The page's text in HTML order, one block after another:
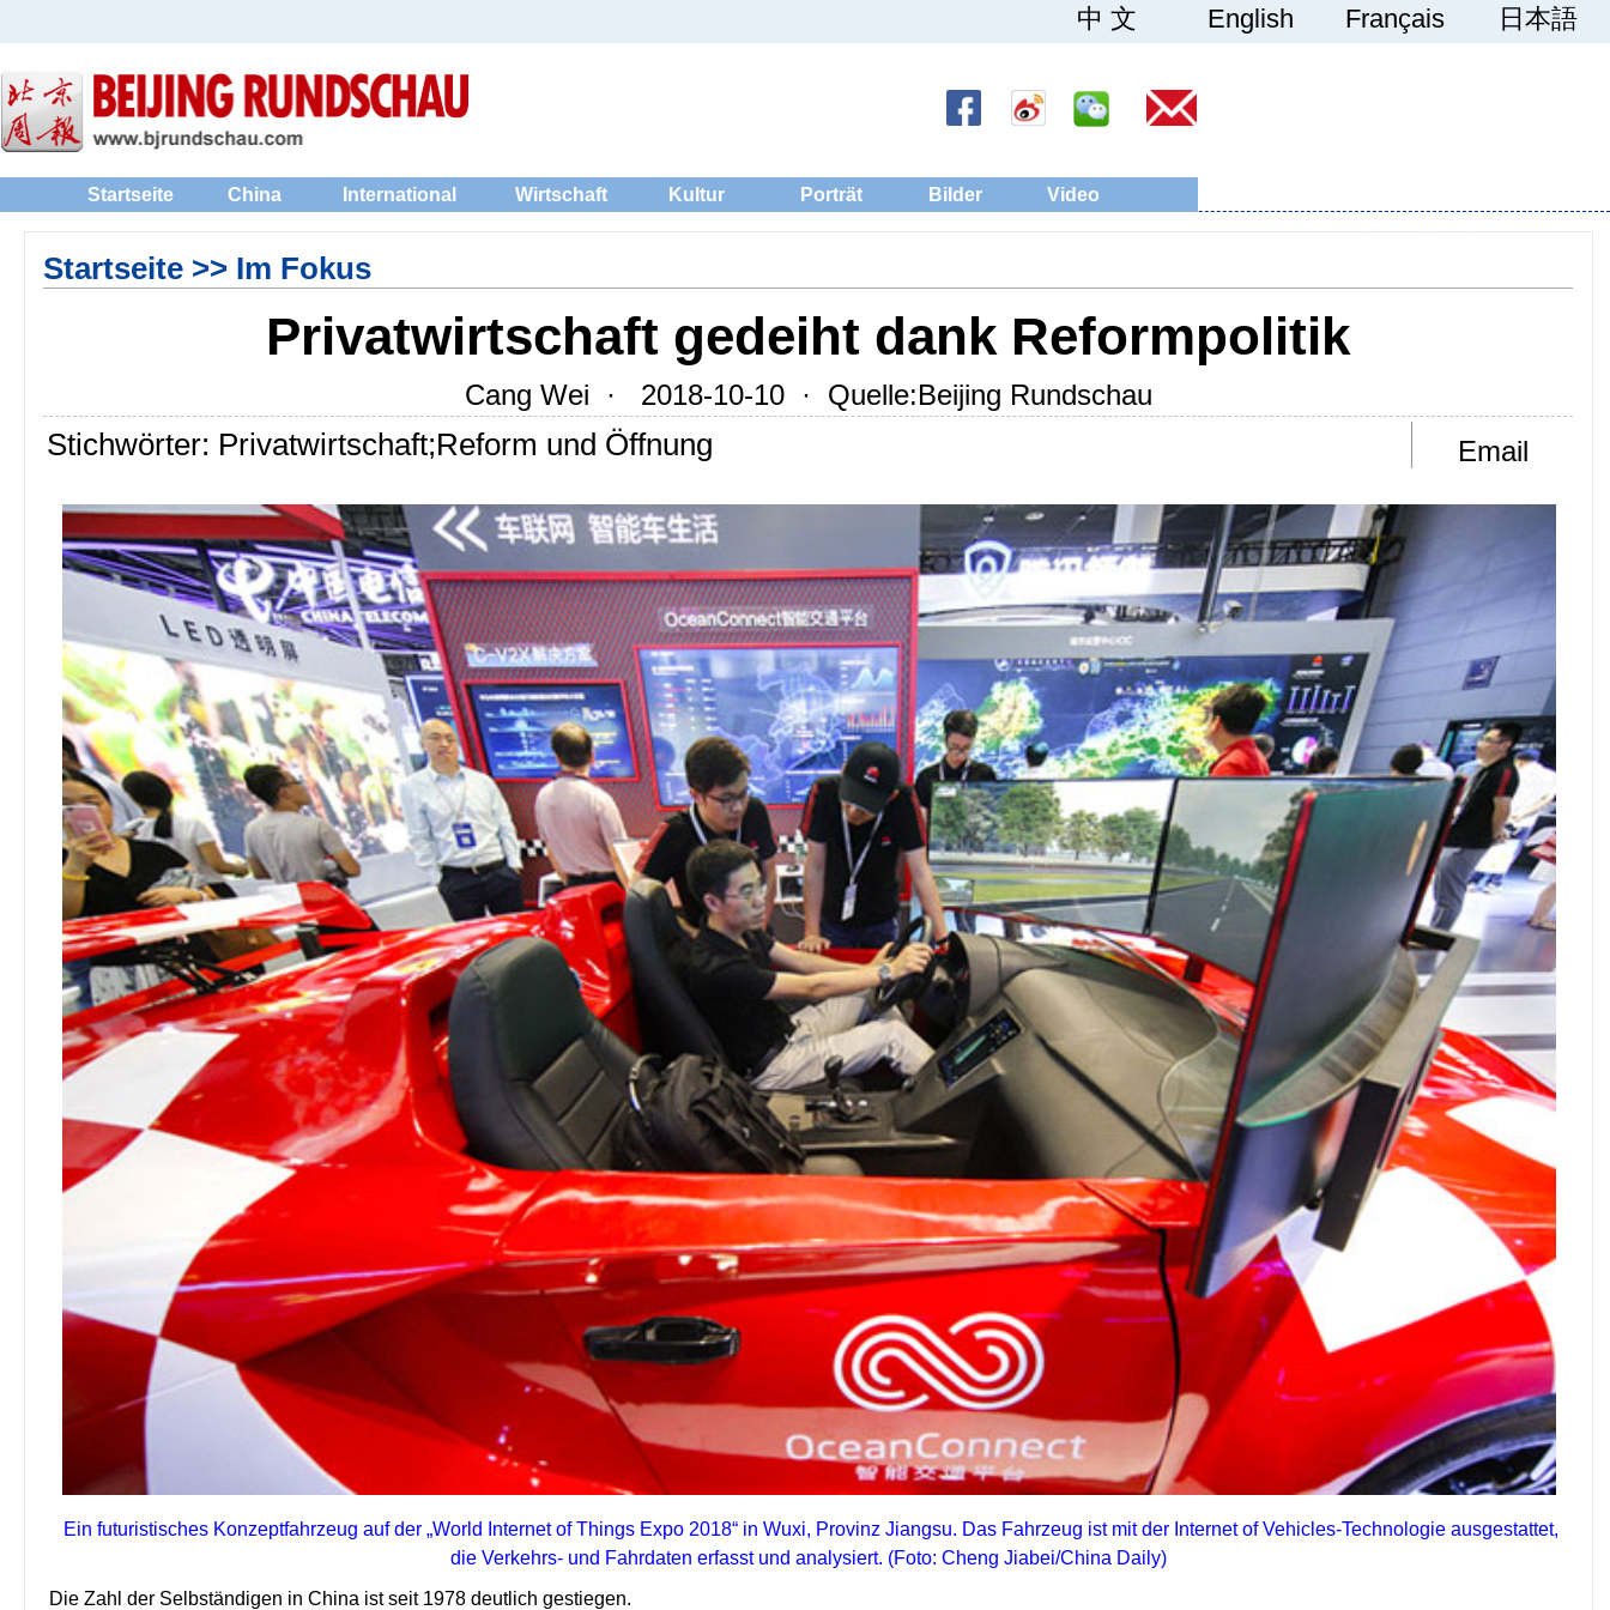
日本語
Français
English
中 文
Startseite China International Wirtschaft Kultur Porträt Bilder Video
Startseite >> Im Fokus
Privatwirtschaft gedeiht dank Reformpolitik
Cang Wei · 2018-10-10 · Quelle:Beijing Rundschau
Stichwörter: Privatwirtschaft;Reform und Öffnung Email
Ein futuristisches Konzeptfahrzeug auf der„World Internet of Things Expo 2018“ in Wuxi, Provinz Jiangsu. Das Fahrzeug ist mit der Internet of Vehicles-Technologie ausgestattet,
die Verkehrs- und Fahrdaten erfasst und analysiert. (Foto: Cheng Jiabei/China Daily)
Die Zahl der Selbständigen in China ist seit 1978 deutlich gestiegen.